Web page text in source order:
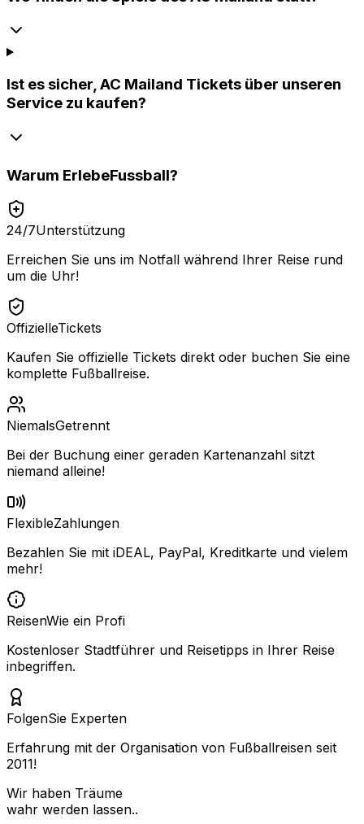
Ist es sicher, AC Mailand Tickets über unseren
Service zu kaufen?
Warum ErlebeFussball?
24/7Unterstützung
Erreichen Sie uns im Notfall während Ihrer Reise rund
um die Uhr!
OffizielleTickets
Kaufen Sie offizielle Tickets direkt oder buchen Sie eine
komplette Fußballreise.
NiemalsGetrennt
Bei der Buchung einer geraden Kartenanzahl sitzt
niemand alleine!
FlexibleZahlungen
Bezahlen Sie mit iDEAL, PayPal, Kreditkarte und vielem
mehr!
ReisenWie ein Profi
Kostenloser Stadtführer und Reisetipps in Ihrer Reise
inbegriffen.
FolgenSie Experten
Erfahrung mit der Organisation von Fußballreisen seit
2011!
Wir haben Träume
wahr werden lassen..